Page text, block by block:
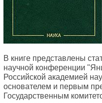
В книге представлены
научной конференции
Российской академией
основателем и первым
Государственным